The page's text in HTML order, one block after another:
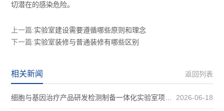
切潜在的感染危险。
上一篇:实验室建设需要遵循哪些原则和理念
下一篇:实验室装修与普通装修有哪些区别
返回列表
相关新闻
2026-06-18
细胞与基因治疗产品研发检测制备一体化实验室项目装修案例图